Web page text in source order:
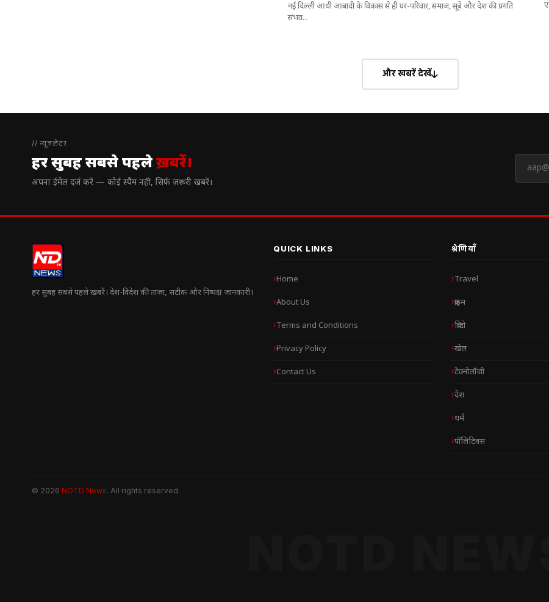
नई दिल्ली आधी आबादी के विकास से ही घर-परिवार, समाज, सूबे और देश की प्रगति
संभव...
और खबरें देखें
// न्यूज़लेटर
हर सुबह सबसे पहलेख़बरें।
अपना ईमेल दर्ज करें — कोई स्पैम नहीं, सिर्फ ज़रूरी खबरें।
हर सुबह सबसे पहले खबरें। देश-विदेश की ताज़ा, सटीक और निष्पक्ष जानकारी।
QUICK LINKS
Home
About Us
Terms and Conditions
Privacy Policy
Contact Us
श्रेणियाँ
Travel
क्राइम
क्रिप्टो
खेल
टेक्नोलॉजी
देश
धर्म
पॉलिटिक्स
© 2026 NOTD News. All rights reserved.